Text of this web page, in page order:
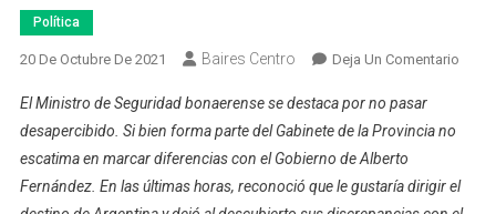
Política
20 De Octubre De 2021 Baires Centro Deja Un ComentarioEn
A
El Ministro de Seguridad bonaerense se destaca por no pasar
desapercibido. Si bien forma parte del Gabinete de la Provincia no
escatima en marcar diferencias con el Gobierno de Alberto
Fernández. En las últimas horas, reconoció que le gustaría dirigir el